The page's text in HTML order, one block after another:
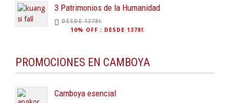
3 Patrimonios de la Humanidad
DESDE 1378€
10% OFF : DESDE 1378€
PROMOCIONES EN CAMBOYA
Camboya esencial